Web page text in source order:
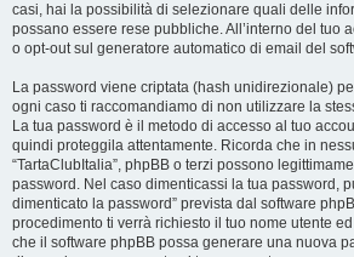
casi, hai la possibilità di selezionare quali delle
possano essere rese pubbliche. All’interno del tuo
o opt-out sul generatore automatico di email del
La password viene criptata (hash unidirezionale)
ogni caso ti raccomandiamo di non utilizzare la
La tua password è il metodo di accesso al tuo
quindi proteggila attentamente. Ricorda che in
“TartaClubItalia”, phpBB o terzi possono
password. Nel caso dimenticassi la tua password,
dimenticato la password” prevista dal software
procedimento ti verrà richiesto il tuo nome utente
che il software phpBB possa generare una nuova